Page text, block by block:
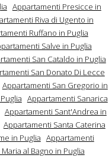
Appartamenti Presicce in
Riva di Ugento in
Ruffano in Puglia
Salve in Puglia
San Cataldo in Puglia
San Donato Di Lecce
Appartamenti San Gregorio in
Appartamenti Sanarica
Appartamenti Sant'Andrea in
Appartamenti Santa Caterina
in Puglia Appartamenti
al Bagno in Puglia